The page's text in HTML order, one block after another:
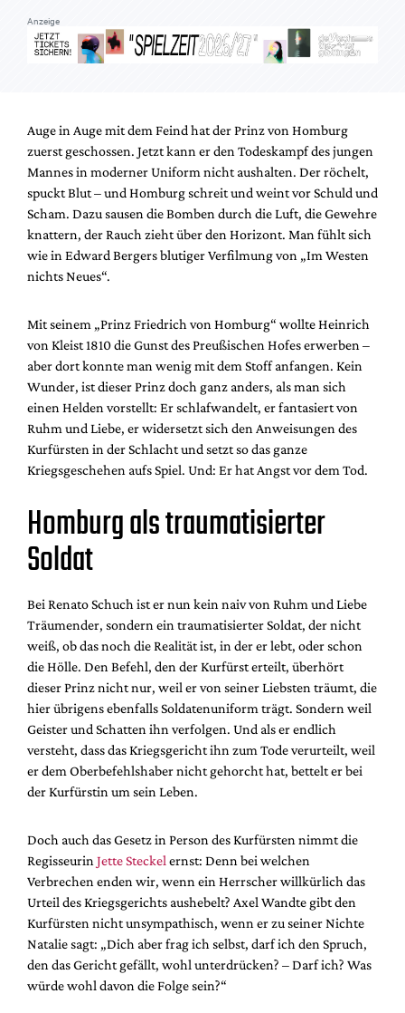
Partner
Mediadaten
Anzeige
Auge in Auge mit dem Feind hat der Prinz von Homburg
zuerst geschossen. Jetzt kann er den Todeskampf des jungen
Mannes in moderner Uniform nicht aushalten. Der röchelt,
spuckt Blut – und Homburg schreit und weint vor Schuld und
Scham. Dazu sausen die Bomben durch die Luft, die Gewehre
knattern, der Rauch zieht über den Horizont. Man fühlt sich
wie in Edward Bergers blutiger Verfilmung von „Im Westen
nichts Neues“.
Mit seinem „Prinz Friedrich von Homburg“ wollte Heinrich
von Kleist 1810 die Gunst des Preußischen Hofes erwerben –
aber dort konnte man wenig mit dem Stoff anfangen. Kein
Wunder, ist dieser Prinz doch ganz anders, als man sich
einen Helden vorstellt: Er schlafwandelt, er fantasiert von
Ruhm und Liebe, er widersetzt sich den Anweisungen des
Kurfürsten in der Schlacht und setzt so das ganze
Kriegsgeschehen aufs Spiel. Und: Er hat Angst vor dem Tod.
Homburg als traumatisierter
Soldat
Bei Renato Schuch ist er nun kein naiv von Ruhm und Liebe
Träumender, sondern ein traumatisierter Soldat, der nicht
weiß, ob das noch die Realität ist, in der er lebt, oder schon
die Hölle. Den Befehl, den der Kurfürst erteilt, überhört
dieser Prinz nicht nur, weil er von seiner Liebsten träumt, die
hier übrigens ebenfalls Soldatenuniform trägt. Sondern weil
Geister und Schatten ihn verfolgen. Und als er endlich
versteht, dass das Kriegsgericht ihn zum Tode verurteilt, weil
er dem Oberbefehlshaber nicht gehorcht hat, bettelt er bei
der Kurfürstin um sein Leben.
Doch auch das Gesetz in Person des Kurfürsten nimmt die
Regisseurin Jette Steckel ernst: Denn bei welchen
Verbrechen enden wir, wenn ein Herrscher willkürlich das
Urteil des Kriegsgerichts aushebelt? Axel Wandte gibt den
Kurfürsten nicht unsympathisch, wenn er zu seiner Nichte
Natalie sagt: „Dich aber frag ich selbst, darf ich den Spruch,
den das Gericht gefällt, wohl unterdrücken? – Darf ich? Was
würde wohl davon die Folge sein?“